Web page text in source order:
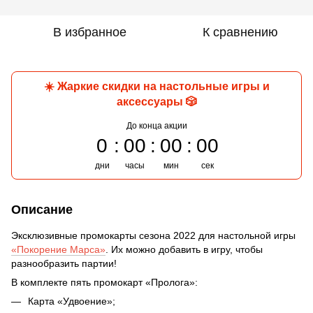
В избранное К сравнению
☀️ Жаркие скидки на настольные игры и
аксессуары 🎲
До конца акции
0
дни
00
часы
00
мин
00
сек
Описание
Эксклюзивные промокарты сезона 2022 для настольной игры
«Покорение Марса» . Их можно добавить в игру, чтобы
разнообразить партии!
В комплекте пять промокарт «Пролога»:
Карта «Удвоение»;